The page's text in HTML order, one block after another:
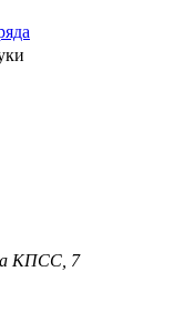
КПСС, 7